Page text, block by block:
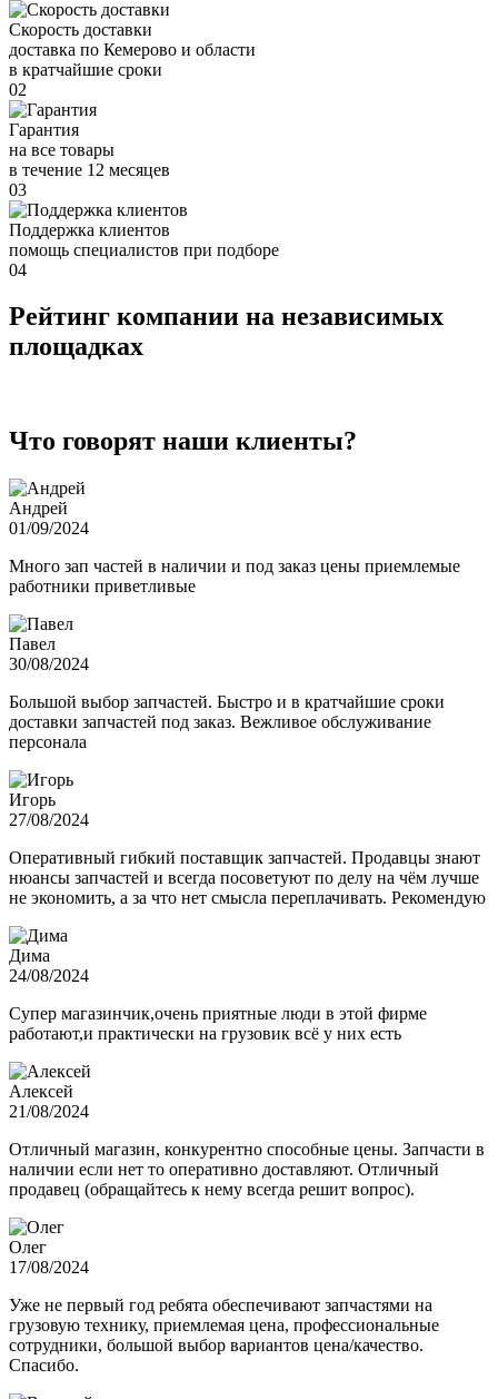
Скорость доставки
доставка по Кемерово и области
в кратчайшие сроки
02
Гарантия
на все товары
в течение 12 месяцев
03
Поддержка клиентов
помощь специалистов при подборе
04
Рейтинг компании на независимых
площадках
Что говорят наши клиенты?
Андрей
01/09/2024
Много зап частей в наличии и под заказ цены приемлемые
работники приветливые
Павел
30/08/2024
Большой выбор запчастей. Быстро и в кратчайшие сроки
доставки запчастей под заказ. Вежливое обслуживание
персонала
Игорь
27/08/2024
Оперативный гибкий поставщик запчастей. Продавцы знают
нюансы запчастей и всегда посоветуют по делу на чём лучше
не экономить, а за что нет смысла переплачивать. Рекомендую
Дима
24/08/2024
Супер магазинчик,очень приятные люди в этой фирме
работают,и практически на грузовик всё у них есть
Алексей
21/08/2024
Отличный магазин, конкурентно способные цены. Запчасти в
наличии если нет то оперативно доставляют. Отличный
продавец (обращайтесь к нему всегда решит вопрос).
Олег
17/08/2024
Уже не первый год ребята обеспечивают запчастями на
грузовую технику, приемлемая цена, профессиональные
сотрудники, большой выбор вариантов цена/качество.
Спасибо.